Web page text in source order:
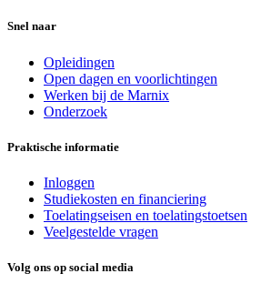
Snel naar
Opleidingen
Open dagen en voorlichtingen
Werken bij de Marnix
Onderzoek
Praktische informatie
Inloggen
Studiekosten en financiering
Toelatingseisen en toelatingstoetsen
Veelgestelde vragen
Volg ons op social media